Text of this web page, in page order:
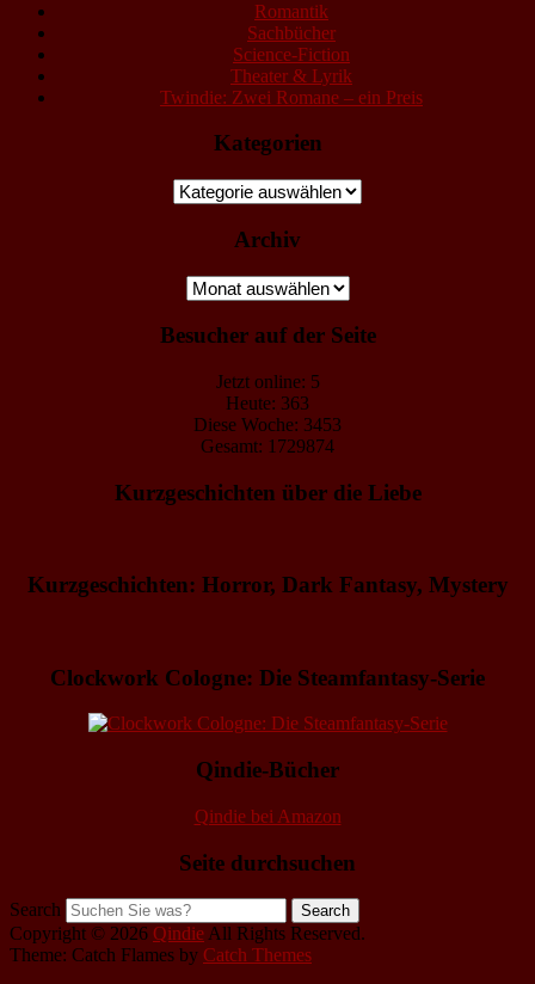
Romantik
Sachbücher
Science-Fiction
Theater & Lyrik
Twindie: Zwei Romane – ein Preis
Kategorien
Kategorien
Archiv
Archiv
Besucher auf der Seite
Jetzt online: 5
Heute: 363
Diese Woche: 3453
Gesamt: 1729874
Kurzgeschichten über die Liebe
Kurzgeschichten: Horror, Dark Fantasy, Mystery
Clockwork Cologne: Die Steamfantasy-Serie
Qindie-Bücher
Qindie bei Amazon
Seite durchsuchen
Search
Copyright © 2026 Qindie All Rights Reserved.
Theme: Catch Flames by Catch Themes